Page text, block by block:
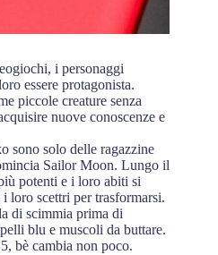
i personaggi
essere protagonista.
piccole creature senza
nuove conoscenze e
sono solo delle ragazzine
Sailor Moon. Lungo il
potenti e i loro abiti si
loro scettri per trasformarsi.
di scimmia prima di
blu e muscoli da buttare.
bè cambia non poco.